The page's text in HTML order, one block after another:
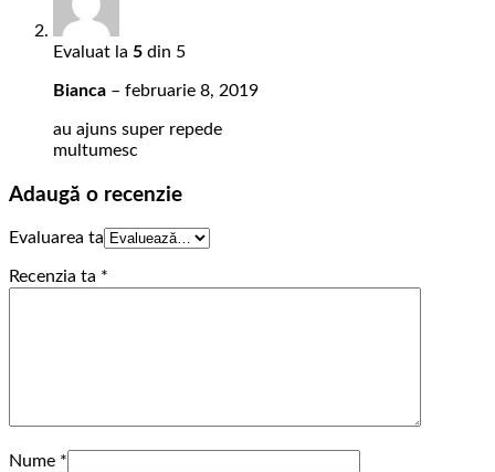
Evaluat la 5 din 5
Bianca – februarie 8, 2019
au ajuns super repede
multumesc
Adaugă o recenzie
Evaluarea ta
Recenzia ta *
Nume *